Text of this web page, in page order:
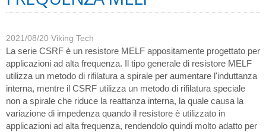
2021/08/20 Viking Tech
La serie CSRF è un resistore MELF appositamente progettato per
applicazioni ad alta frequenza. Il tipo generale di resistore MELF
utilizza un metodo di rifilatura a spirale per aumentare l'induttanza
interna, mentre il CSRF utilizza un metodo di rifilatura speciale
non a spirale che riduce la reattanza interna, la quale causa la
variazione di impedenza quando il resistore è utilizzato in
applicazioni ad alta frequenza, rendendolo quindi molto adatto per